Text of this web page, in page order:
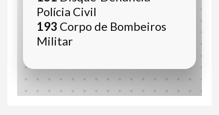
Polícia Civil
193 Corpo de Bombeiros
Militar